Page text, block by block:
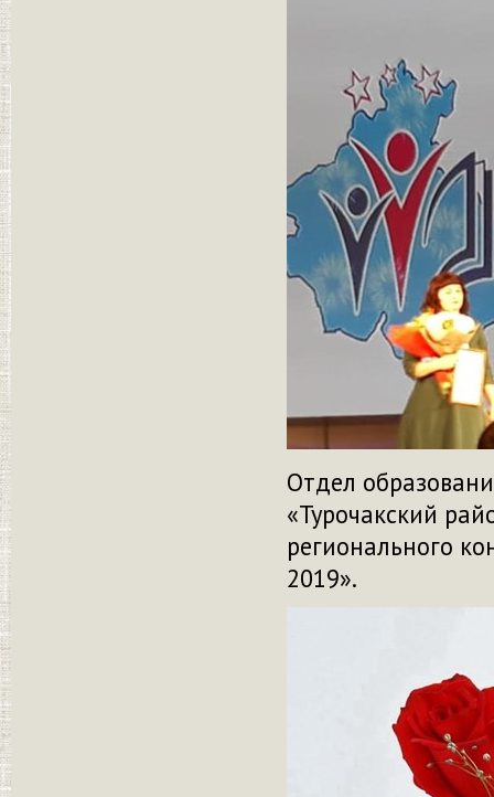
Отдел
«Турочакский
регионального
2019».